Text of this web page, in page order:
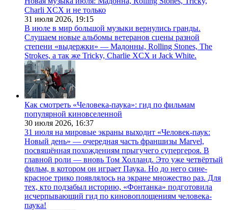
Charli XCX и не только
31 июля 2026, 19:15
В июле в мир большой музыки вернулись гранды.
Слушаем новые альбомы ветеранов сцены разной
степени «выдержки» — Мадонны, Rolling Stones, The
Strokes, а так же Tricky, Charlie XCX и Jack White.
Как смотреть «Человека-паука»: гид по фильмам
популярной киновселенной
30 июля 2026, 16:37
31 июля на мировые экраны выходит «Человек-паук:
Новый день» — очередная часть франшизы Marvel,
посвящённая похождениям прыгучего супергероя. В
главной роли — вновь Том Холланд. Это уже четвёртый
фильм, в котором он играет Паука. Но до него сине-
красное трико появлялось на экране множество раз. Для
тех, кто подзабыл историю, «Фонтанка» подготовила
исчерпывающий гид по киновоплощениям человека-
паука!